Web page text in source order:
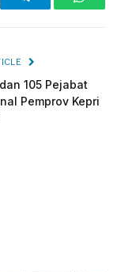
Telegram
105 Pejabat
Pemprov Kepri